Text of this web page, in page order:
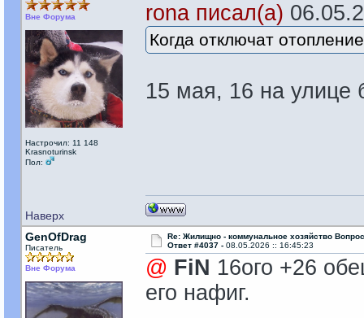
Вне Форума
Настрочил: 11 148
Krasnoturinsk
Пол:
rona писал(а)
Когда отключат
15 мая, 16 на улице
Наверх
GenOfDrag
Писатель
Вне Форума
Re: Жилищно - коммунальное хозяйство
Ответ #4037 - 08.05.2026 :: 16:45:23
@ FiN 16ого +26
его нафиг.